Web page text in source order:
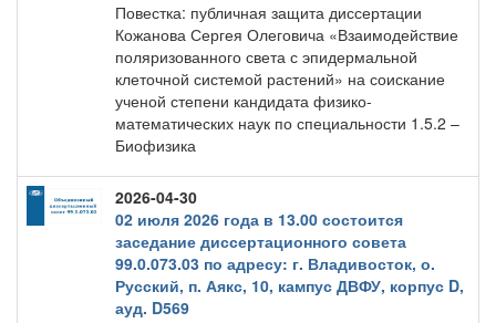
Повестка: публичная защита диссертации
Кожанова Сергея Олеговича «Взаимодействие
поляризованного света с эпидермальной
клеточной системой растений» на соискание
ученой степени кандидата физико-
математических наук по специальности 1.5.2 –
Биофизика
2026-04-30
02 июля 2026 года в 13.00 состоится
заседание диссертационного совета
99.0.073.03 по адресу: г. Владивосток, о.
Русский, п. Аякс, 10, кампус ДВФУ, корпус D,
ауд. D569